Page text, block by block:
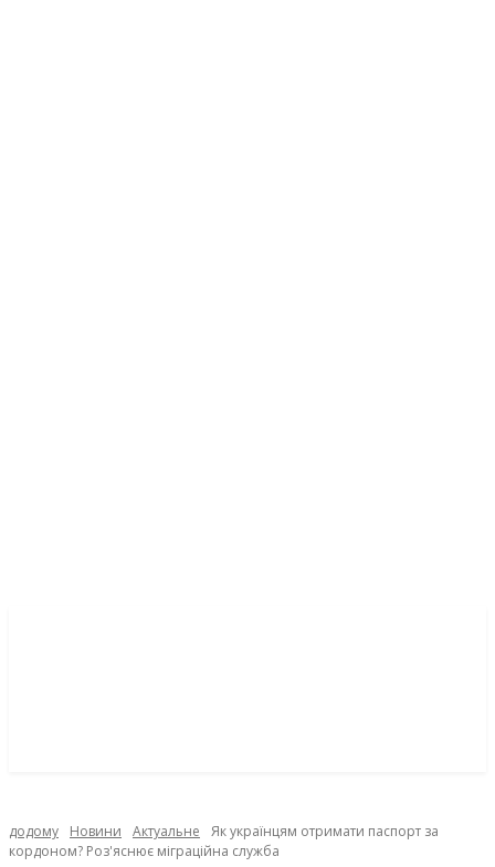
додому Новини Актуальне
Як українцям отримати паспорт за
кордоном? Роз'яснює міграційна служба